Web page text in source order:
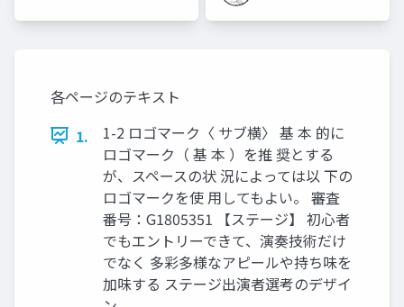
各ページのテキスト
1.
1-2 ロゴマーク〈 サブ横〉 基 本 的に
ロゴマーク（ 基 本 ）を推 奨とする
が、スペースの状 況によっては以 下の
ロゴマークを使 用してもよい。 審査
番号：G1805351 【ステージ】 初心者
でもエントリーできて、演奏技術だけ
でなく 多彩多様なアピールや持ち味を
加味する ステージ出演者選考のデザイ